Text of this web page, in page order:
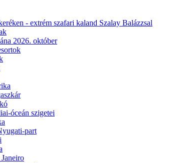
- extrém szafari kaland Szalay Balázzsal
2026. október
óceán szigetei
part